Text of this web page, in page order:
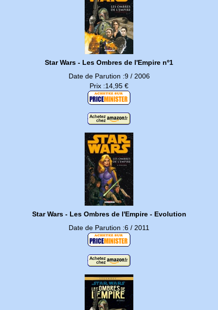
Star Wars - Les Ombres de l'Empire nº1
Date de Parution :9 / 2006
Prix :14,95 €
Star Wars - Les Ombres de l'Empire - Evolution
Date de Parution :6 / 2011